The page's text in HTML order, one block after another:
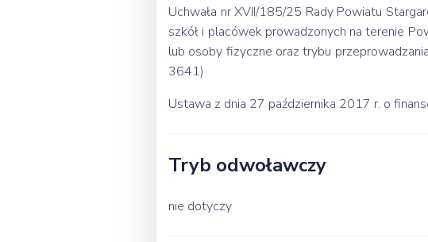
Uchwała nr XVII/185/25 Rady Powiatu
szkół i placówek prowadzonych na terenie
lub osoby fizyczne oraz trybu
3641)
Ustawa z dnia 27 października 2017 r. o
Tryb odwoławczy
nie dotyczy